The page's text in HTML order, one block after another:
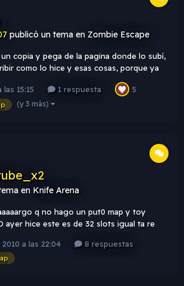
publicó un tema en Zombie Escape
copia y pega de la pagina donde lo subí,
como lo hice y esas cosas, porque ya
el mapa "zero" de Sven-Coop construido
zombi de Counter-Stri...
15:15 1 respuesta 5
(y 3 más)
en Knife Arena
q no hago un put0 map y toy
ayer hice este es de 32 slots igual ta re
y abajo los TT. Para que los ct bajen hay
los barriles amarillos. los tenes q
a las 22:04 8 respuestas